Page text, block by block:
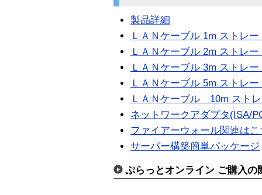
製品詳細
ＬＡＮケーブル 1m ストレ
ＬＡＮケーブル 2m ストレ
ＬＡＮケーブル 3m ストレ
ＬＡＮケーブル 5m ストレ
ＬＡＮケーブル 10m スト
ネットワークアダプタ(ISA/
ファイアーウォール関連はこ
サーバー構築簡単パッケージ
ぷらっとオンライン ご購入の